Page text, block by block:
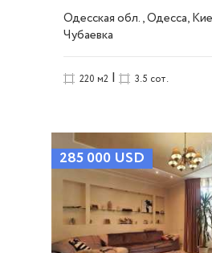
Одесская обл., Одесса,
Чубаевка
220 м2 | 3.5 сот.
285 000 USD